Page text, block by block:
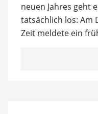
neuen Jahres geht
tatsächlich los: Am
Zeit meldete ein